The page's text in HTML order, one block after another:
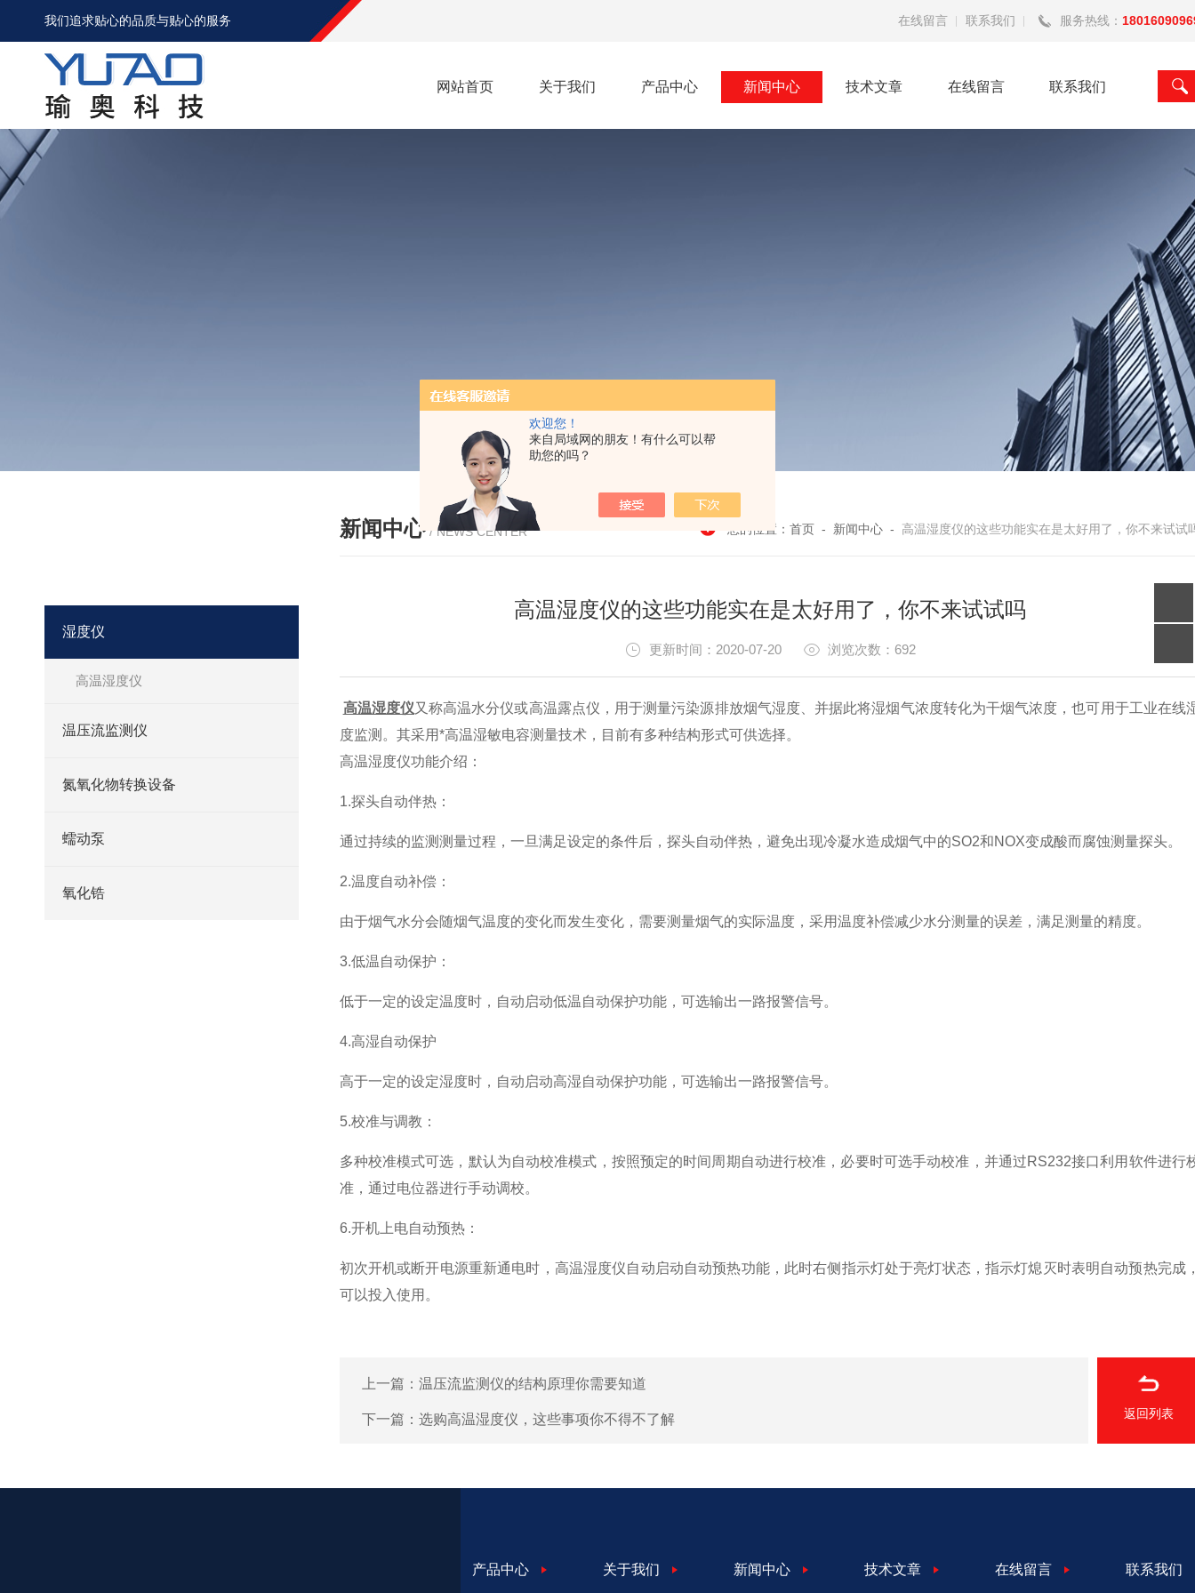
欢迎您！
来自局域网的朋友！有什么可以帮
助您的吗？
我们追求贴心的品质与贴心的服务 服务热线：
在线留言 联系我们
网站首页 关于我们 产品中心 新闻中心 技术文章 在线留言 联系我们
湿度仪
高温湿度仪
温压流监测仪
氮氧化物转换设备
蠕动泵
氧化锆
新闻中心 / NEWS CENTER 您的位置： 首页 - 新闻中心 - 高温湿度仪的这些功能实在是太好用了，你不来试试
高温湿度仪的这些功能实在是太好用了，你不来试试吗
更新时间：2020-07-20 浏览次数：692
高温湿度仪又称高温水分仪或高温露点仪，用于测量污染源排放烟气湿度、并据此将湿烟气浓度转化为干烟气浓度，也可用于工业在线
度监测。其采用*高温湿敏电容测量技术，目前有多种结构形式可供选择。
高温湿度仪功能介绍：
1.探头自动伴热：
通过持续的监测测量过程，一旦满足设定的条件后，探头自动伴热，避免出现冷凝水造成烟气中的SO2和NOX变成酸而腐蚀测量探头。
2.温度自动补偿：
由于烟气水分会随烟气温度的变化而发生变化，需要测量烟气的实际温度，采用温度补偿减少水分测量的误差，满足测量的精度。
3.低温自动保护：
低于一定的设定温度时，自动启动低温自动保护功能，可选输出一路报警信号。
4.高湿自动保护
高于一定的设定湿度时，自动启动高湿自动保护功能，可选输出一路报警信号。
5.校准与调教：
多种校准模式可选，默认为自动校准模式，按照预定的时间周期自动进行校准，必要时可选手动校准，并通过RS232接口利用软件进行
准，通过电位器进行手动调校。
6.开机上电自动预热：
初次开机或断开电源重新通电时，高温湿度仪自动启动自动预热功能，此时右侧指示灯处于亮灯状态，指示灯熄灭时表明自动预热完成
可以投入使用。
上一篇： 温压流监测仪的结构原理你需要知道
下一篇： 选购高温湿度仪，这些事项你不得不了解 返回列表
产品中心 关于我们 新闻中心 技术文章 在线留言 联系我们